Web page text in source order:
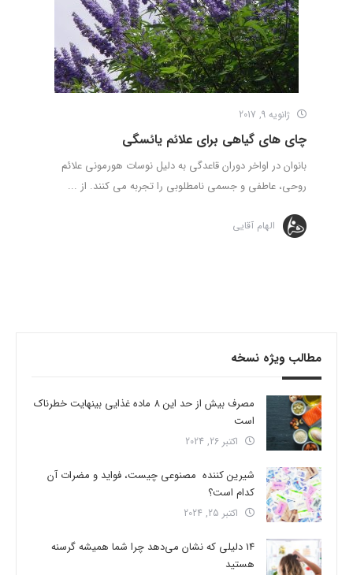
ژانویه 9, 2017
چای های گیاهی برای علائم یائسگی
بانوان در اواخر دوران قاعدگی به دلیل نوسات هورمونی علائم
روحی، عاطفی و جسمی نامطلوبی را تجربه می کنند. از ...
الهام آقایی
مطالب ویژه نسخه
مصرف بیش از حد این 8 ماده غذایی بینهایت خطرناک
است
اکتبر 26, 2024
شیرین کننده مصنوعی چیست، فواید و مضرات آن
کدام است؟
اکتبر 25, 2024
14 دلیلی که نشان می‌دهد چرا شما همیشه گرسنه
هستید